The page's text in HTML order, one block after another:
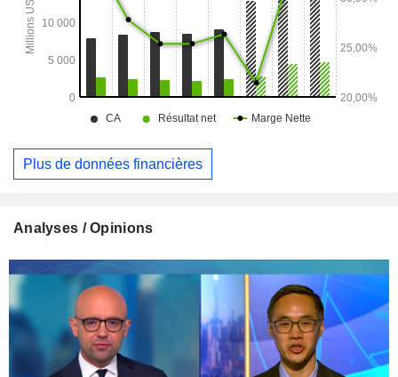
Plus de données financières
Analyses / Opinions